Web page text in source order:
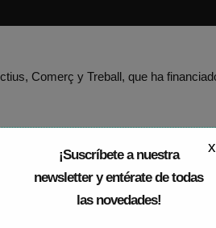
Comerç y Treball, que ha
x
¡Suscríbete a nuestra
newsletter y entérate de todas
las novedades!